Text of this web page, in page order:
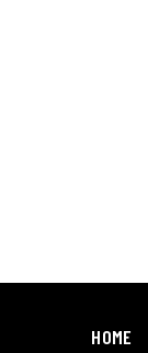
HOME